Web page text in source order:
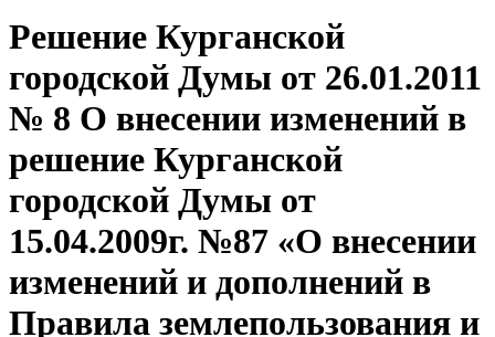
Решение Курганской
городской Думы от 26.01.2011
№ 8 О внесении изменений в
решение Курганской
городской Думы от
15.04.2009г. №87 «О внесении
изменений и дополнений в
Правила землепользования и